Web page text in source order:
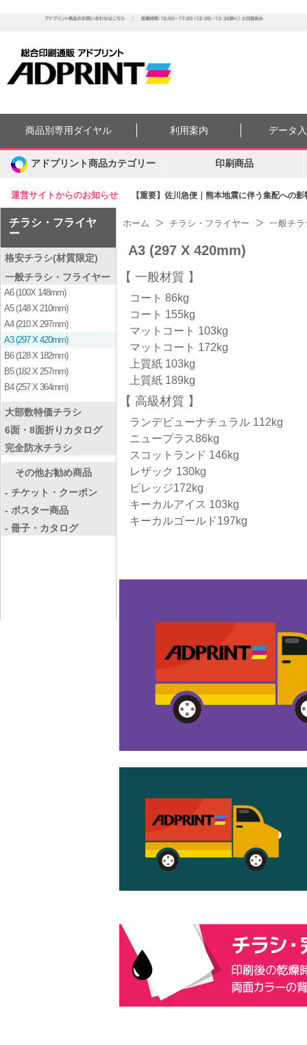
運営サイトからのお知らせ 【重要】佐川急便｜熊本地震に伴う集配への
商品別専用ダイヤル 利用案内 データ
アドプリント商品カテゴリー 印刷商品
チラシ・フライヤ
ー
格安チラシ(材質限定)
一般チラシ・フライヤー
A6 (100X 148mm)
A5 (148 X 210mm)
A4 (210 X 297mm)
A3 (297 X 420mm)
B6 (128 X 182mm)
B5 (182 X 257mm)
B4 (257 X 364mm)
大部数特価チラシ
6面・8面折りカタログ
完全防水チラシ
その他お勧め商品
- チケット・クーポン
- ポスター商品
- 冊子・カタログ
ホーム チラシ・フライヤー 一般チ
A3 (297 X 420mm)
一般材質
コート 86kg
コート 155kg
マットコート 103kg
マットコート 172kg
上質紙 103kg
上質紙 189kg
高級材質
ランデビューナチュラル 112kg
ニュープラス86kg
スコットランド 146kg
レザック 130kg
ビレッジ172kg
キーカルアイス 103kg
キーカルゴールド197kg